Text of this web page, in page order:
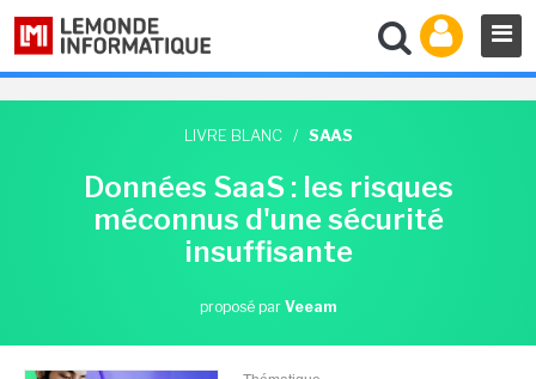
LIVRE BLANC / SAAS
Données SaaS : les risques
méconnus d'une sécurité
insuffisante
proposé par Veeam